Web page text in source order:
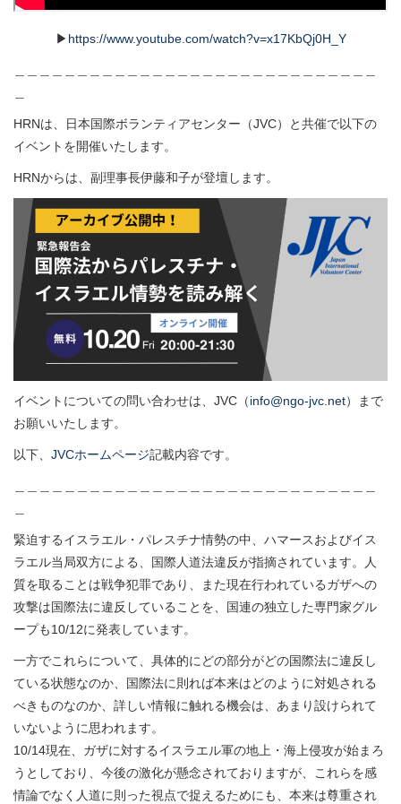
▶ https://www.youtube.com/watch?v=x17KbQj0H_Y
HRNは、日本国際ボランティアセンター（JVC）と共催で以下の
イベントを開催いたします。
HRNからは、副理事長伊藤和子が登壇します。
イベントについての問い合わせは、JVC（info@ngo-jvc.net）まで
お願いいたします。
以下、 JVCホームページ記載内容です。
緊迫するイスラエル・パレスチナ情勢の中、ハマースおよびイス
ラエル当局双方による、国際人道法違反が指摘されています。人
質を取ることは戦争犯罪であり、また現在行われているガザへの
攻撃は国際法に違反していることを、国連の独立した専門家グル
ープも10/12に発表しています。
一方でこれらについて、具体的にどの部分がどの国際法に違反し
ている状態なのか、国際法に則れば本来はどのように対処される
べきものなのか、詳しい情報に触れる機会は、あまり設けられて
いないように思われます。
10/14現在、ガザに対するイスラエル軍の地上・海上侵攻が始まろ
うとしており、今後の激化が懸念されておりますが、これらを感
情論でなく人道に則った視点で捉えるためにも、本来は尊重され